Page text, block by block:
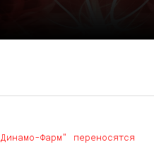
Фарм" переносятся